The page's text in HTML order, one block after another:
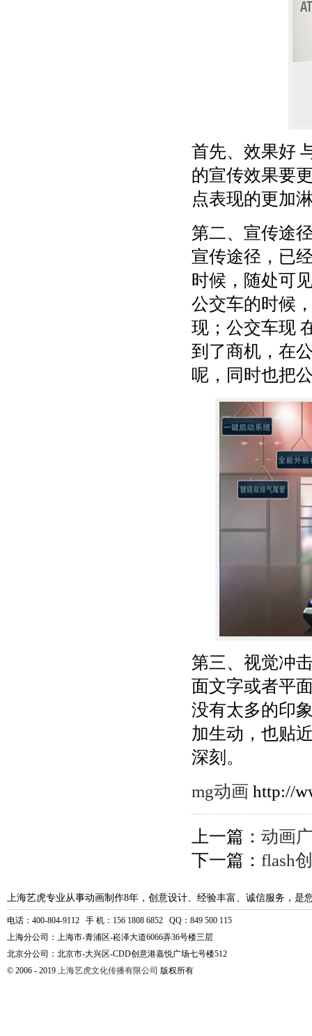
首先、效果好
的宣传效果要
点表现的更加
第二、宣传途
宣传途径，已
时候，随处可
公交车的时候
现；公交车现
到了商机，在
呢，同时也把
第三、视觉冲
面文字或者平
没有太多的印
加生动，也贴
深刻。
mg动画 http://
上一篇： 动画
下一篇： flash
上海艺虎专业从事动画制作8年，创意设计、经验丰富、诚信服务，是
电话：400-804-9112 手 机：156 1808 6852 QQ：849 500 115
上海分公司：上海市-青浦区-崧泽大道6066弄36号楼三层
北京分公司：北京市-大兴区-CDD创意港嘉悦广场七号楼512
© 2006 - 2019 上海艺虎文化传播有限公司 版权所有